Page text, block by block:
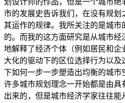
划设计师的作品，但是一个城市
市的发展史告诉我们，在没有规划
其运作的规律。我所关注的是城
的。而我的这方面研究是从城市
地解释了经济个体（例如居民和
大化的驱动下的区位选择行为以及
下如何一步一步塑造出均衡的城
许多城市规划理念一开始都是由具
出来的，但是城市经济学家往往能